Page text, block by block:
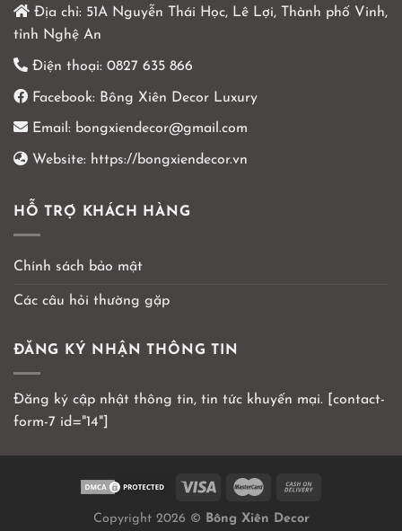
Địa chỉ: 51A Nguyễn Thái Học, Lê Lợi, Thành phố Vinh,
tỉnh Nghệ An
Điện thoại: 0827 635 866
Facebook: Bông Xiên Decor Luxury
Email: bongxiendecor@gmail.com
Website: https://bongxiendecor.vn
HỖ TRỢ KHÁCH HÀNG
Chính sách bảo mật
Các câu hỏi thường gặp
ĐĂNG KÝ NHẬN THÔNG TIN
Đăng ký cập nhật thông tin, tin tức khuyến mại. [contact-
form-7 id="14"]
Copyright 2026 © Bông Xiên Decor